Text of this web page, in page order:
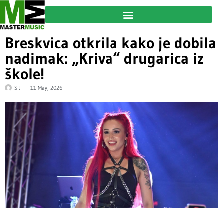
Breskvica otkrila kako je dobila
nadimak: „Kriva“ drugarica iz
škole!
S J 11 May, 2026